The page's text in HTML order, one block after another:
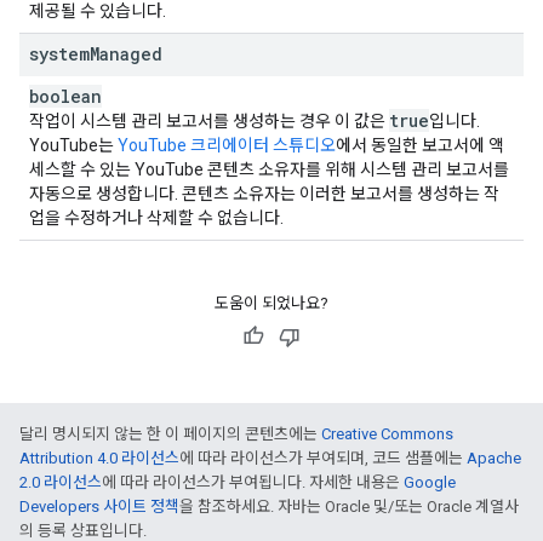
제공될 수 있습니다.
systemManaged
boolean
작업이 시스템 관리 보고서를 생성하는 경우 이 값은 true입니다.
YouTube는YouTube 크리에이터 스튜디오에서 동일한 보고서에 액
세스할 수 있는 YouTube 콘텐츠 소유자를 위해 시스템 관리 보고서를
자동으로 생성합니다. 콘텐츠 소유자는 이러한 보고서를 생성하는 작
업을 수정하거나 삭제할 수 없습니다.
도움이 되었나요?
달리 명시되지 않는 한 이 페이지의 콘텐츠에는 Creative Commons
Attribution 4.0 라이선스에 따라 라이선스가 부여되며, 코드 샘플에는 Apache
2.0 라이선스에 따라 라이선스가 부여됩니다. 자세한 내용은 Google
Developers 사이트 정책을 참조하세요. 자바는 Oracle 및/또는 Oracle 계열사
의 등록 상표입니다.